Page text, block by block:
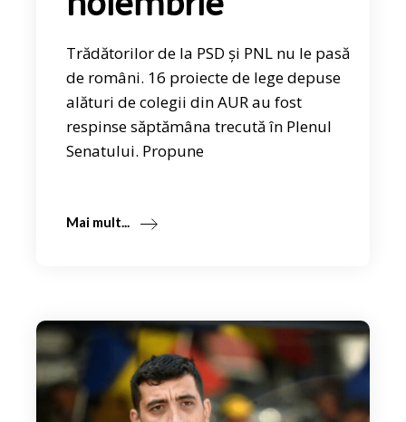
Trădătorilor de la PSD și PNL nu le pasă
de români. 16 proiecte de lege depuse
alături de colegii din AUR au fost
respinse săptămâna trecută în Plenul
Senatului. Propune
Mai mult...